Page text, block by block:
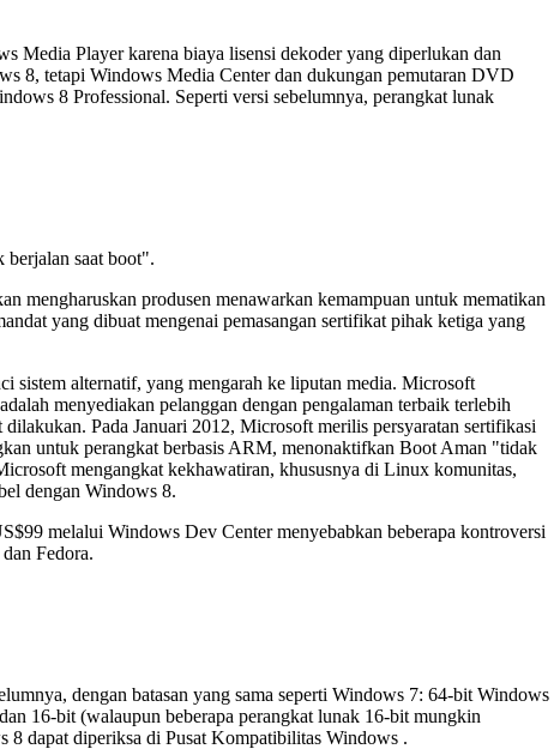
Media Player karena biaya lisensi dekoder yang diperlukan dan
8, tetapi Windows Media Center dan dukungan pemutaran DVD
8 Professional. Seperti versi sebelumnya, perangkat lunak
berjalan saat boot".
mengharuskan produsen menawarkan kemampuan untuk mematikan
yang dibuat mengenai pemasangan sertifikat pihak ketiga yang
sistem alternatif, yang mengarah ke liputan media. Microsoft
menyediakan pelanggan dengan pengalaman terbaik terlebih
Pada Januari 2012, Microsoft merilis persyaratan sertifikasi
untuk perangkat berbasis ARM, menonaktifkan Boot Aman "tidak
mengangkat kekhawatiran, khususnya di Linux komunitas,
dengan Windows 8.
melalui Windows Dev Center menyebabkan beberapa kontroversi
Fedora.
dengan batasan yang sama seperti Windows 7: 64-bit Windows
16-bit (walaupun beberapa perangkat lunak 16-bit mungkin
8 dapat diperiksa di Pusat Kompatibilitas Windows .